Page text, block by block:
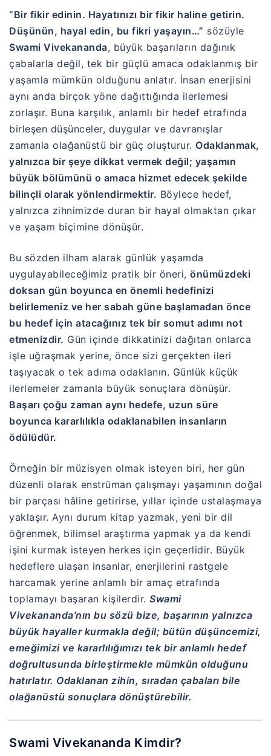
“Bir fikir edinin. Hayatınızı bir fikir haline getirin.
Düşünün, hayal edin, bu fikri yaşayın…” sözüyle
Swami Vivekananda, büyük başarıların dağınık
çabalarla değil, tek bir güçlü amaca odaklanmış bir
yaşamla mümkün olduğunu anlatır. İnsan enerjisini
aynı anda birçok yöne dağıttığında ilerlemesi
zorlaşır. Buna karşılık, anlamlı bir hedef etrafında
birleşen düşünceler, duygular ve davranışlar
zamanla olağanüstü bir güç oluşturur. Odaklanmak,
yalnızca bir şeye dikkat vermek değil; yaşamın
büyük bölümünü o amaca hizmet edecek şekilde
bilinçli olarak yönlendirmektir. Böylece hedef,
yalnızca zihnimizde duran bir hayal olmaktan çıkar
ve yaşam biçimine dönüşür.
Bu sözden ilham alarak günlük yaşamda
uygulayabileceğimiz pratik bir öneri, önümüzdeki
doksan gün boyunca en önemli hedefinizi
belirlemeniz ve her sabah güne başlamadan önce
bu hedef için atacağınız tek bir somut adımı not
etmenizdir. Gün içinde dikkatinizi dağıtan onlarca
işle uğraşmak yerine, önce sizi gerçekten ileri
taşıyacak o tek adıma odaklanın. Günlük küçük
ilerlemeler zamanla büyük sonuçlara dönüşür.
Başarı çoğu zaman aynı hedefe, uzun süre
boyunca kararlılıkla odaklanabilen insanların
ödülüdür.
Örneğin bir müzisyen olmak isteyen biri, her gün
düzenli olarak enstrüman çalışmayı yaşamının doğal
bir parçası hâline getirirse, yıllar içinde ustalaşmaya
yaklaşır. Aynı durum kitap yazmak, yeni bir dil
öğrenmek, bilimsel araştırma yapmak ya da kendi
işini kurmak isteyen herkes için geçerlidir. Büyük
hedeflere ulaşan insanlar, enerjilerini rastgele
harcamak yerine anlamlı bir amaç etrafında
toplamayı başaran kişilerdir. Swami
Vivekananda’nın bu sözü bize, başarının yalnızca
büyük hayaller kurmakla değil; bütün düşüncemizi,
emeğimizi ve kararlılığımızı tek bir anlamlı hedef
doğrultusunda birleştirmekle mümkün olduğunu
hatırlatır. Odaklanan zihin, sıradan çabaları bile
olağanüstü sonuçlara dönüştürebilir.
Swami Vivekananda Kimdir?